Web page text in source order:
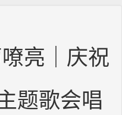
亮｜庆祝
题歌会唱